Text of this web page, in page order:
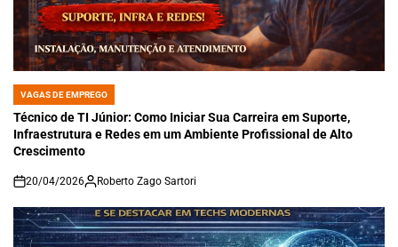
POSTED
IN
VAGAS DE EMPREGO
Técnico de TI Júnior: Como Iniciar Sua Carreira em Suporte,
Infraestrutura e Redes em um Ambiente Profissional de Alto
Crescimento
on
20/04/2026 Roberto Zago Sartori